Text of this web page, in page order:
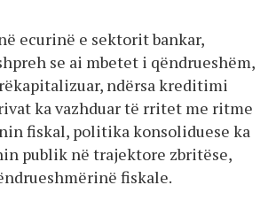
ecurinë e sektorit bankar,
se ai mbetet i qëndrueshëm,
ndërsa kreditimi
ka vazhduar të rritet me ritme
fiskal, politika konsoliduese ka
publik në trajektore zbritëse,
fiskale.